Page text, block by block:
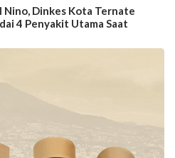
Nino, Dinkes Kota Ternate
4 Penyakit Utama Saat